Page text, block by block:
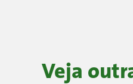
Veja